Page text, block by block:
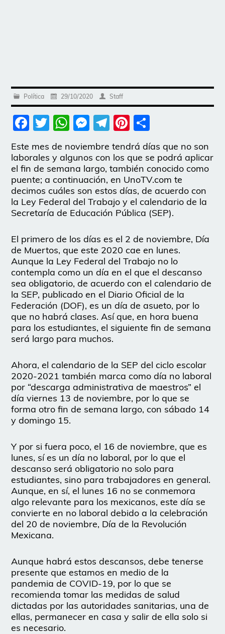
Política 29/10/2020 Staff
Facebook
Twitter
WhatsApp
Messenger
Telegram
Pinterest
Este mes de noviembre tendrá días que no son
laborales y algunos con los que se podrá aplicar
el fin de semana largo, también conocido como
puente; a continuación, en UnoTV.com te
decimos cuáles son estos días, de acuerdo con
la Ley Federal del Trabajo y el calendario de la
Secretaría de Educación Pública (SEP).
El primero de los días es el 2 de noviembre, Día
de Muertos, que este 2020 cae en lunes.
Aunque la Ley Federal del Trabajo no lo
contempla como un día en el que el descanso
sea obligatorio, de acuerdo con el calendario de
la SEP, publicado en el Diario Oficial de la
Federación (DOF), es un día de asueto, por lo
que no habrá clases. Así que, en hora buena
para los estudiantes, el siguiente fin de semana
será largo para muchos.
Ahora, el calendario de la SEP del ciclo escolar
2020-2021 también marca como día no laboral
por “descarga administrativa de maestros” el
día viernes 13 de noviembre, por lo que se
forma otro fin de semana largo, con sábado 14
y domingo 15.
Y por si fuera poco, el 16 de noviembre, que es
lunes, sí es un día no laboral, por lo que el
descanso será obligatorio no solo para
estudiantes, sino para trabajadores en general.
Aunque, en sí, el lunes 16 no se conmemora
algo relevante para los mexicanos, este día se
convierte en no laboral debido a la celebración
del 20 de noviembre, Día de la Revolución
Mexicana.
Aunque habrá estos descansos, debe tenerse
presente que estamos en medio de la
pandemia de COVID-19, por lo que se
recomienda tomar las medidas de salud
dictadas por las autoridades sanitarias, una de
ellas, permanecer en casa y salir de ella solo si
es necesario.